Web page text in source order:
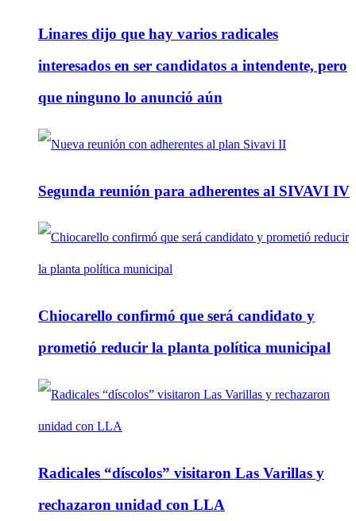
Linares dijo que hay varios radicales
interesados en ser candidatos a intendente, pero
que ninguno lo anunció aún
Segunda reunión para adherentes al SIVAVI IV
Chiocarello confirmó que será candidato y
prometió reducir la planta política municipal
Radicales “díscolos” visitaron Las Varillas y
rechazaron unidad con LLA